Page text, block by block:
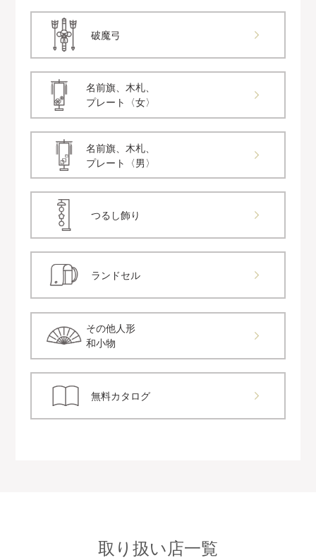
破魔弓
名前旗、木札、
プレート〈女〉
名前旗、木札、
プレート〈男〉
つるし飾り
ランドセル
その他人形
和小物
無料カタログ
取り扱い店一覧